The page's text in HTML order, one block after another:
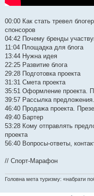
00:00 Как стать тревел
спонсоров
04:42 Почему бренды
11:04 Площадка для блога
13:44 Нужна идея
22:25 Развитие блога
29:28 Подготовка проекта
31:31 Смета проекта
35:51 Оформление проекта.
39:57 Рассылка
46:40 Продажа проекта.
49:40 Бартер
53:28 Кому отправлять
проекта
56:40 Вопросы-ответы,
// Спорт-Марафон
Головна мета туризму: «набрати